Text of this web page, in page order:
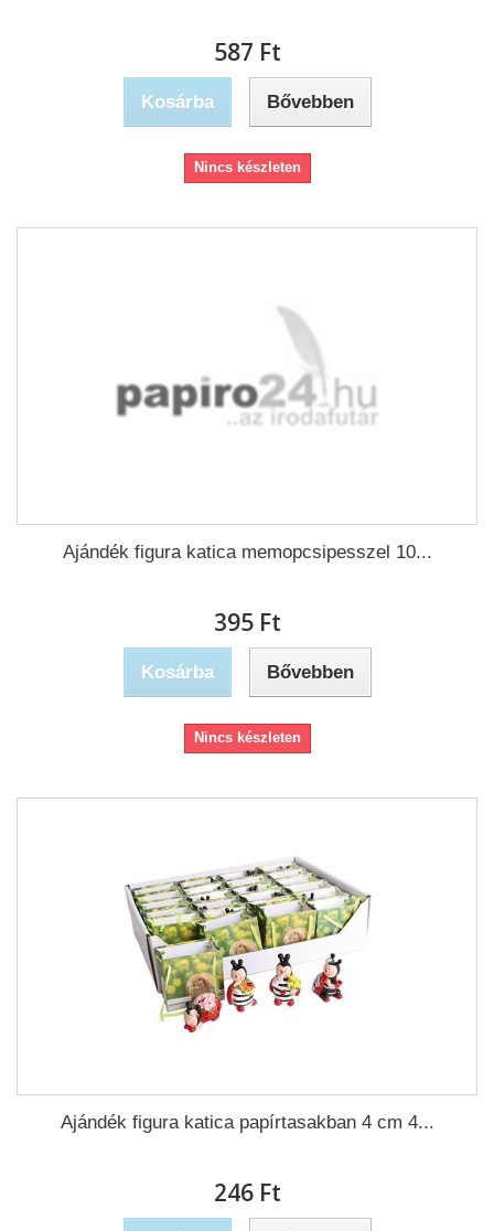
587 Ft‎
Kosárba Bővebben
Nincs készleten
Ajándék figura katica memopcsipesszel 10...
395 Ft‎
Kosárba Bővebben
Nincs készleten
Ajándék figura katica papírtasakban 4 cm 4...
246 Ft‎